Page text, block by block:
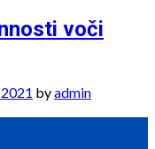
voči
byadmin